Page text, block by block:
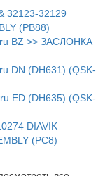
32123-32129
(PB88)
BZ >> ЗАСЛОНКА
DN (DH631) (QSK-
ED (DH635) (QSK-
DIAVIK
(PC8)